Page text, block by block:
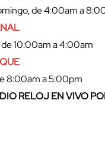
de 4:00am a
10:00am a 4:00am
8:00am a 5:00pm
RELOJ EN VIVO